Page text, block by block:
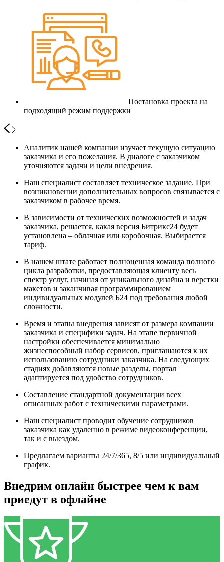
Постановка проекта на
подходящий режим поддержки
Аналитик нашей компании изучает текущую ситуацию
заказчика и его пожелания. В диалоге с заказчиком
уточняются задачи и цели внедрения.
Наш специалист составляет техническое задание. При
возникновении дополнительных вопросов связывается с
заказчиком в рабочее время.
В зависимости от технических возможностей и задач
заказчика, решается, какая версия Битрикс24 будет
установлена – облачная или коробочная. Выбирается
тариф.
В нашем штате работает полноценная команда полного
цикла разработки, предоставляющая клиенту весь
спектр услуг, начиная от уникального дизайна и верстки
макетов и заканчивая программированием
индивидуальных модулей Б24 под требования любой
сложности.
Время и этапы внедрения зависят от размера компании
заказчика и специфики задач. На этапе первичной
настройки обеспечивается минимально
жизнеспособный набор сервисов, приглашаются к их
использованию сотрудники заказчика. На следующих
стадиях добавляются новые разделы, портал
адаптируется под удобство сотрудников.
Составление стандартной документации всех
описанных работ с техническими параметрами.
Наш специалист проводит обучение сотрудников
заказчика как удаленно в режиме видеоконференции,
так и с выездом.
Предлагаем варианты 24/7/365, 8/5 или индивидуальный
график.
Внедрим онлайн быстрее чем к вам
приедут в офлайне